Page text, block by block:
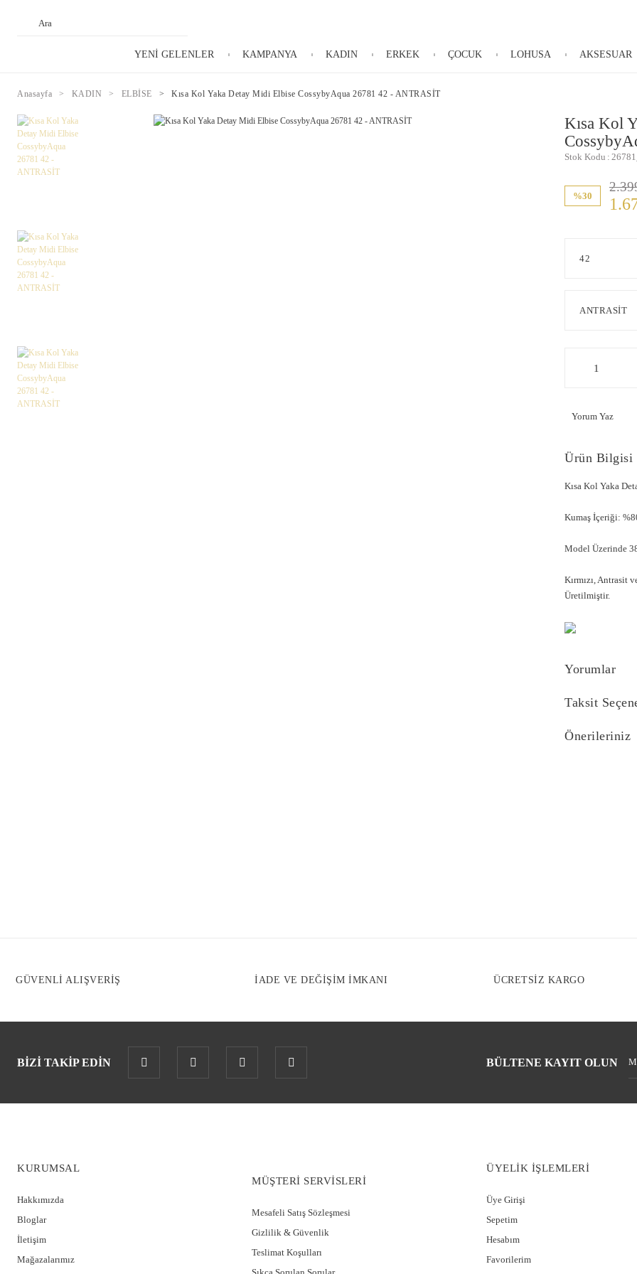
YENİ GELENLER KAMPANYA KADIN ERKEK ÇOCUK LOHUSA AKSESUAR
Anasayfa KADIN ELBİSE Kısa Kol Yaka Detay Midi Elbise CossybyAqua 26781 42 - ANTRASİT
Kısa Kol
Stok Kodu
%30
Yorum Yaz
Ürün Bilgisi
Kısa Kol Yaka
Kumaş İçeriği:
Model Üzerinde
Kırmızı, Antrasit
Üretilmiştir.
Yorumlar
Taksit
Önerileriniz
GÜVENLİ ALIŞVERİŞ İADE VE DEĞİŞİM İMKANI ÜCRETSİZ KARGO
BİZİ TAKİP EDİN BÜLTENE KAYIT OLUN
KURUMSAL
Hakkımızda
Bloglar
İletişim
Mağazalarımız
MÜŞTERİ SERVİSLERİ
Mesafeli Satış Sözleşmesi
Gizlilik & Güvenlik
Teslimat Koşulları
ÜYELİK İŞLEMLERİ
Üye Girişi
Sepetim
Hesabım
Favorilerim